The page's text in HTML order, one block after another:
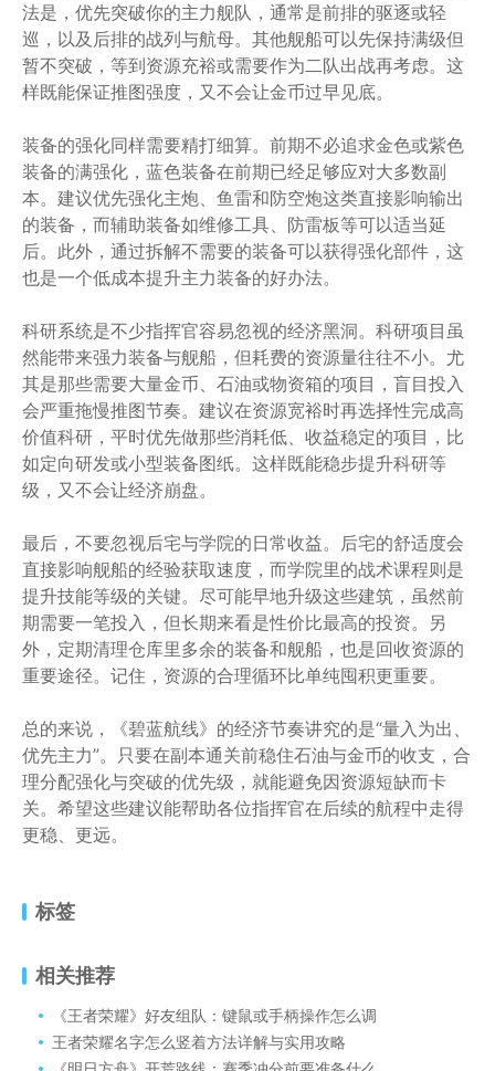
法是，优先突破你的主力舰队，通常是前排的驱逐或轻
巡，以及后排的战列与航母。其他舰船可以先保持满级但
暂不突破，等到资源充裕或需要作为二队出战再考虑。这
样既能保证推图强度，又不会让金币过早见底。
装备的强化同样需要精打细算。前期不必追求金色或紫色
装备的满强化，蓝色装备在前期已经足够应对大多数副
本。建议优先强化主炮、鱼雷和防空炮这类直接影响输出
的装备，而辅助装备如维修工具、防雷板等可以适当延
后。此外，通过拆解不需要的装备可以获得强化部件，这
也是一个低成本提升主力装备的好办法。
科研系统是不少指挥官容易忽视的经济黑洞。科研项目虽
然能带来强力装备与舰船，但耗费的资源量往往不小。尤
其是那些需要大量金币、石油或物资箱的项目，盲目投入
会严重拖慢推图节奏。建议在资源宽裕时再选择性完成高
价值科研，平时优先做那些消耗低、收益稳定的项目，比
如定向研发或小型装备图纸。这样既能稳步提升科研等
级，又不会让经济崩盘。
最后，不要忽视后宅与学院的日常收益。后宅的舒适度会
直接影响舰船的经验获取速度，而学院里的战术课程则是
提升技能等级的关键。尽可能早地升级这些建筑，虽然前
期需要一笔投入，但长期来看是性价比最高的投资。另
外，定期清理仓库里多余的装备和舰船，也是回收资源的
重要途径。记住，资源的合理循环比单纯囤积更重要。
总的来说，《碧蓝航线》的经济节奏讲究的是“量入为出、
优先主力”。只要在副本通关前稳住石油与金币的收支，合
理分配强化与突破的优先级，就能避免因资源短缺而卡
关。希望这些建议能帮助各位指挥官在后续的航程中走得
更稳、更远。
标签
相关推荐
《王者荣耀》好友组队：键鼠或手柄操作怎么调
王者荣耀名字怎么竖着方法详解与实用攻略